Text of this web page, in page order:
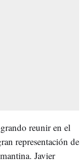
reunir en el
representación de
Javier